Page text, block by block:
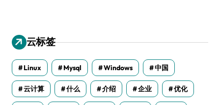
云标签
Linux Mysql Windows 中国
云计算 什么 介绍 企业 优化